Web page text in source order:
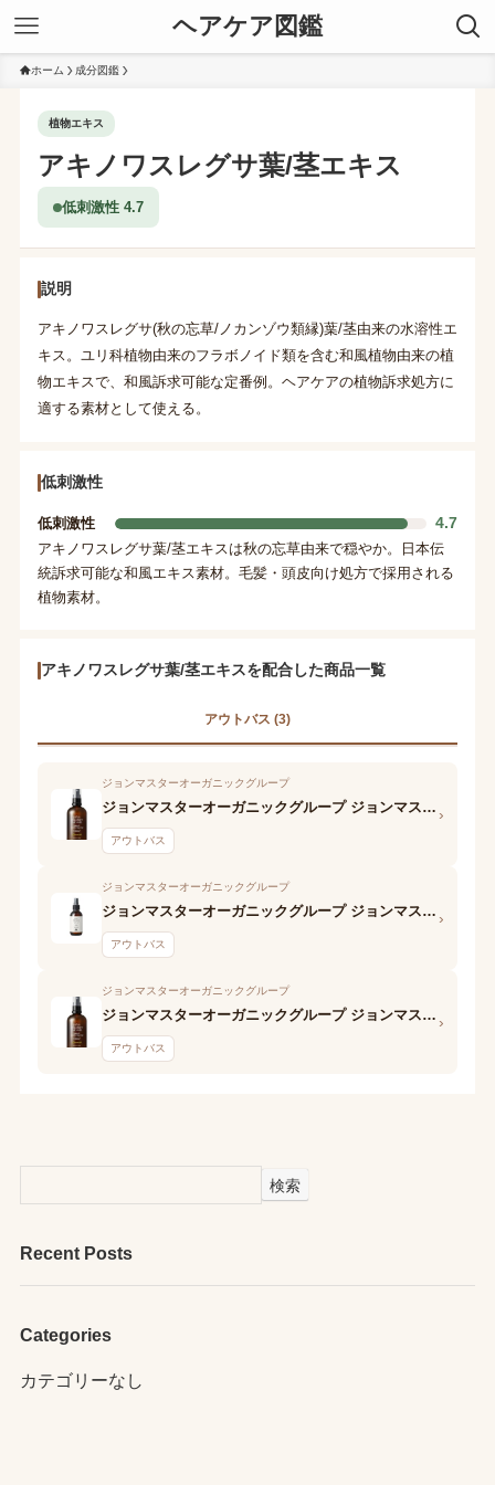
ヘアケア図鑑
ホーム 成分図鑑
植物エキス
アキノワスレグサ葉/茎エキス
低刺激性 4.7
説明
アキノワスレグサ(秋の忘草/ノカンゾウ類縁)葉/茎由来の水溶性エ
キス。ユリ科植物由来のフラボノイド類を含む和風植物由来の植
物エキスで、和風訴求可能な定番例。ヘアケアの植物訴求処方に
適する素材として使える。
低刺激性
低刺激性 4.7
アキノワスレグサ葉/茎エキスは秋の忘草由来で穏やか。日本伝
統訴求可能な和風エキス素材。毛髪・頭皮向け処方で採用される
植物素材。
アキノワスレグサ葉/茎エキスを配合した商品一覧
アウトバス (3)
ジョンマスターオーガニックグループ
ジョンマスターオーガニックグループ ジョンマスターオーガニック me john masters organics ボディミスト フローラル
アウトバス
›
ジョンマスターオーガニックグループ
ジョンマスターオーガニックグループ ジョンマスターオーガニック me john masters organics ボディミスト フォレスト
アウトバス
›
ジョンマスターオーガニックグループ
ジョンマスターオーガニックグループ ジョンマスターオーガニック me john masters organics ボディミスト シトラス
アウトバス
›
検索
Recent Posts
Categories
カテゴリーなし